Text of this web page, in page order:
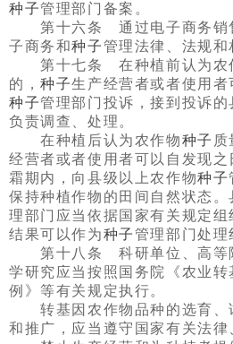
种子管理部门备案。
第十六条 通过电子商务销
子商务和种子管理法律、法规和
第十七条 在种植前认为农
的，种子生产经营者或者使用
种子管理部门投诉，接到投诉的
负责调查、处理。
在种植后认为农作物种子
经营者或者使用者可以自发现
霜期内，向县级以上农作物种子
保持种植作物的田间自然状态。
理部门应当依据国家有关规定
结果可以作为种子管理部门处理
第十八条 科研单位、高等
学研究应当按照国务院《农业
例》等有关规定执行。
转基因农作物品种的选育、
和推广，应当遵守国家有关法律